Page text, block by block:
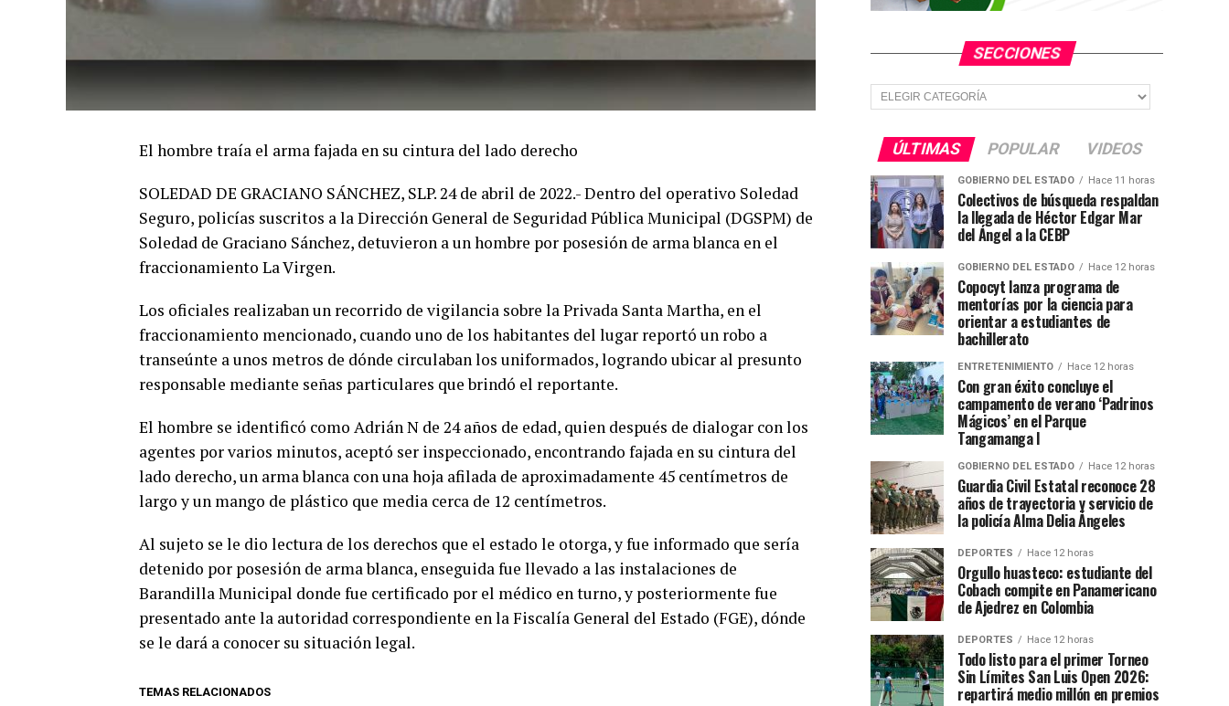
El hombre traía el arma fajada en su cintura del lado derecho
SOLEDAD DE GRACIANO SÁNCHEZ, SLP. 24 de abril de 2022.- Dentro del operativo Soledad
Seguro, policías suscritos a la Dirección General de Seguridad Pública Municipal (DGSPM) de
Soledad de Graciano Sánchez, detuvieron a un hombre por posesión de arma blanca en el
fraccionamiento La Virgen.
Los oficiales realizaban un recorrido de vigilancia sobre la Privada Santa Martha, en el
fraccionamiento mencionado, cuando uno de los habitantes del lugar reportó un robo a
transeúnte a unos metros de dónde circulaban los uniformados, logrando ubicar al presunto
responsable mediante señas particulares que brindó el reportante.
El hombre se identificó como Adrián N de 24 años de edad, quien después de dialogar con los
agentes por varios minutos, aceptó ser inspeccionado, encontrando fajada en su cintura del
lado derecho, un arma blanca con una hoja afilada de aproximadamente 45 centímetros de
largo y un mango de plástico que media cerca de 12 centímetros.
Al sujeto se le dio lectura de los derechos que el estado le otorga, y fue informado que sería
detenido por posesión de arma blanca, enseguida fue llevado a las instalaciones de
Barandilla Municipal donde fue certificado por el médico en turno, y posteriormente fue
presentado ante la autoridad correspondiente en la Fiscalía General del Estado (FGE), dónde
se le dará a conocer su situación legal.
TEMAS RELACIONADOS
SECCIONES
Secciones
ÚLTIMAS POPULAR VIDEOS
GOBIERNO DEL ESTADO Hace 11 horas
Colectivos de búsqueda respaldan
la llegada de Héctor Edgar Mar
del Ángel a la CEBP
GOBIERNO DEL ESTADO Hace 12 horas
Copocyt lanza programa de
mentorías por la ciencia para
orientar a estudiantes de
bachillerato
ENTRETENIMIENTO Hace 12 horas
Con gran éxito concluye el
campamento de verano ‘Padrinos
Mágicos’ en el Parque
Tangamanga I
GOBIERNO DEL ESTADO Hace 12 horas
Guardia Civil Estatal reconoce 28
años de trayectoria y servicio de
la policía Alma Delia Ángeles
DEPORTES Hace 12 horas
Orgullo huasteco: estudiante del
Cobach compite en Panamericano
de Ajedrez en Colombia
DEPORTES Hace 12 horas
Todo listo para el primer Torneo
Sin Límites San Luis Open 2026:
repartirá medio millón en premios